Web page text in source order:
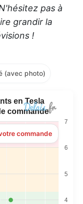
pas à
grandir la
!
(avec photo)
commande
en Tesla
commande
4
5
6
7